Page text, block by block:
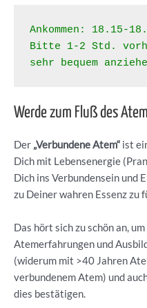
Ankommen: 18.15-
Bitte 1-2 Std.
sehr bequem
Werde zum Fluß des
Der „Verbundene Atem“ ist
Dich mit Lebensenergie
Dich ins Verbundensein und
zu Deiner wahren Essenz zu
Das hört sich zu schön an,
Atemerfahrungen und
(widerum mit >40 Jahren
verbundenem Atem) und
dies bestätigen.